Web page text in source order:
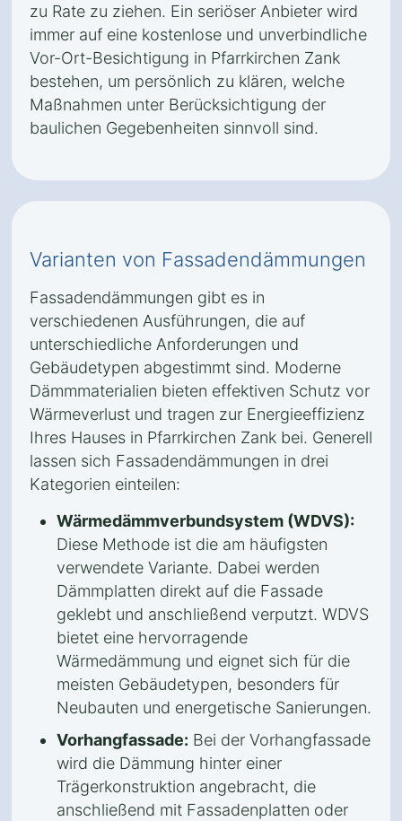
zu Rate zu ziehen. Ein seriöser Anbieter wird
immer auf eine kostenlose und unverbindliche
Vor-Ort-Besichtigung in Pfarrkirchen Zank
bestehen, um persönlich zu klären, welche
Maßnahmen unter Berücksichtigung der
baulichen Gegebenheiten sinnvoll sind.
Varianten von Fassadendämmungen
Fassadendämmungen gibt es in
verschiedenen Ausführungen, die auf
unterschiedliche Anforderungen und
Gebäudetypen abgestimmt sind. Moderne
Dämmmaterialien bieten effektiven Schutz vor
Wärmeverlust und tragen zur Energieeffizienz
Ihres Hauses in Pfarrkirchen Zank bei. Generell
lassen sich Fassadendämmungen in drei
Kategorien einteilen:
Wärmedämmverbundsystem (WDVS):
Diese Methode ist die am häufigsten
verwendete Variante. Dabei werden
Dämmplatten direkt auf die Fassade
geklebt und anschließend verputzt. WDVS
bietet eine hervorragende
Wärmedämmung und eignet sich für die
meisten Gebäudetypen, besonders für
Neubauten und energetische Sanierungen.
Vorhangfassade: Bei der Vorhangfassade
wird die Dämmung hinter einer
Trägerkonstruktion angebracht, die
anschließend mit Fassadenplatten oder